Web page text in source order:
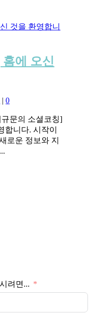
에 오신
|0
문의 소셜코칭]
합니다. 시작이
로운 정보와 지
려면...